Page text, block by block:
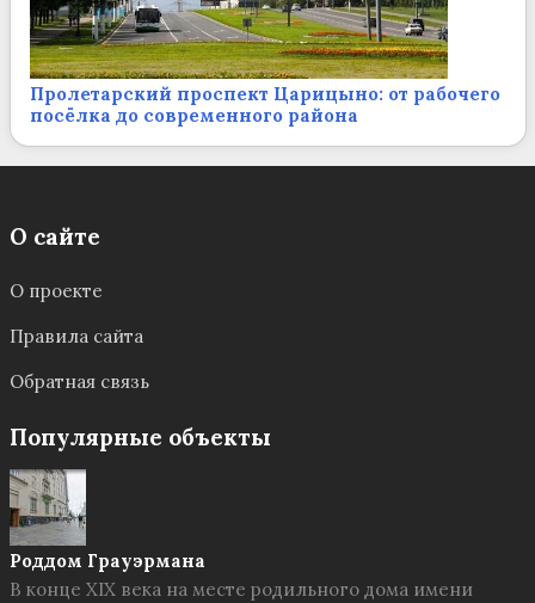
Пролетарский проспект Царицыно: от рабочего
посёлка до современного района
О сайте
О проекте
Правила сайта
Обратная связь
Популярные объекты
Роддом Грауэрмана
В конце XIX века на месте родильного дома имени